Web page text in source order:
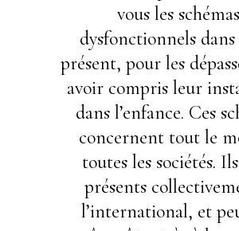
vous les schémas
dysfonctionnels
présent, pour les
avoir compris leur
dans l’enfance. Ces
concernent tout le
toutes les sociétés.
présents
l’international, et